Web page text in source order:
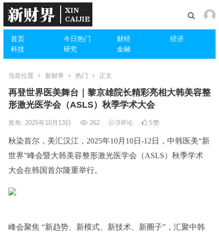
首页 今日热门 财经
经济
科技
研究 金融
当前位置 新财界 热门 正文
再登世界医美舞台｜黎京雄院长精彩亮相大韩美容整
形激光医学会（ASLS）秋季学术大会
发布: 2025年10月13日 262 0评论 5赞
秋染首尔，美汇汉江，2025年10月10日-12日，中韩医美“新
世界”峰会暨大韩美容整形激光医学会（ASLS）秋季学术
大会在韩国首尔隆重举行。
峰会聚焦 “新趋势、新模式、新技术、新圈子”，汇聚中韩